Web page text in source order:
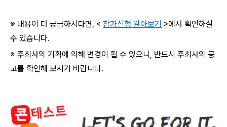
※ 내용이 더 궁금하시다면, < 참가신청 알아보기 >에서 확인하실
수 있습니다.
※ 주최사의 기획에 의해 변경이 될 수 있으니, 반드시 주최사의 공
고를 확인해 보시기 바랍니다.